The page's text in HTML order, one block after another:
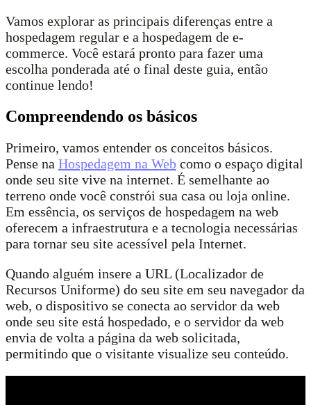
Vamos explorar as principais diferenças entre a
hospedagem regular e a hospedagem de e-
commerce. Você estará pronto para fazer uma
escolha ponderada até o final deste guia, então
continue lendo!
Compreendendo os básicos
Primeiro, vamos entender os conceitos básicos.
Pense na Hospedagem na Web como o espaço digital
onde seu site vive na internet. É semelhante ao
terreno onde você constrói sua casa ou loja online.
Em essência, os serviços de hospedagem na web
oferecem a infraestrutura e a tecnologia necessárias
para tornar seu site acessível pela Internet.
Quando alguém insere a URL (Localizador de
Recursos Uniforme) do seu site em seu navegador da
web, o dispositivo se conecta ao servidor da web
onde seu site está hospedado, e o servidor da web
envia de volta a página da web solicitada,
permitindo que o visitante visualize seu conteúdo.